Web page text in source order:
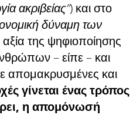
ακριβείας”) και στο
δύναμη των
της ψηφιοποίησης
– είπε – και
απομακρυσμένες και
γίνεται ένας τρόπος
η απομόνωσή